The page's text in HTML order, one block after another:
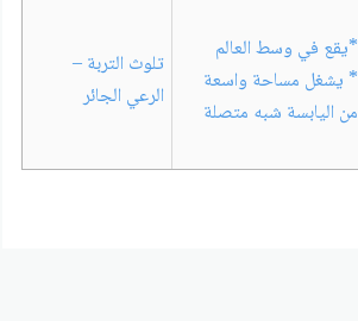
*يقع في وسط العالم
* يشغل مساحة واسعة
من اليابسة شبه متصلة
تلوث التربة –
الرعي الجائر